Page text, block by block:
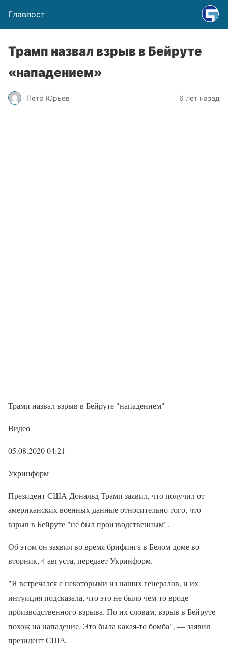
Главпост
Трамп назвал взрыв в Бейруте
«нападением»
Петр Юрьев 6 лет назад
Трамп назвал взрыв в Бейруте "нападением"
Видео
05.08.2020 04:21
Укринформ
Президент США Дональд Трамп заявил, что получил от
американских военных данные относительно того, что
взрыв в Бейруте "не был производственным".
Об этом он заявил во время брифинга в Белом доме во
вторник, 4 августа, передает Укринформ.
"Я встречался с некоторыми из наших генералов, и их
интуиция подсказала, что это не было чем-то вроде
производственного взрыва. По их словам, взрыв в Бейруте
похож на нападение. Это была какая-то бомба", — заявил
президент США.